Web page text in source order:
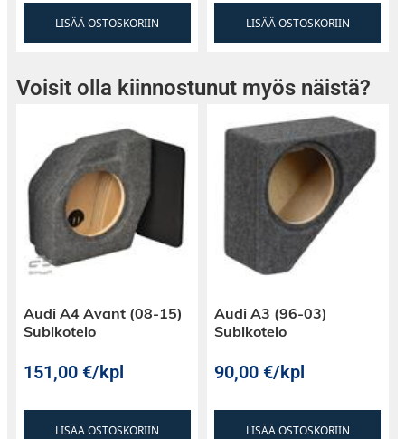
LISÄÄ OSTOSKORIIN LISÄÄ OSTOSKORIIN
Voisit olla kiinnostunut myös näistä?
Audi A4 Avant (08-15)
Subikotelo
151,00€/kpl
LISÄÄ OSTOSKORIIN
Audi A3 (96-03)
Subikotelo
90,00€/kpl
LISÄÄ OSTOSKORIIN